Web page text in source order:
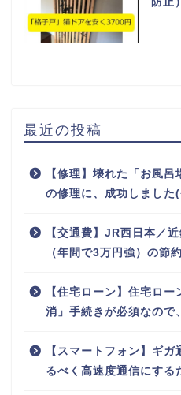
最近の投稿
【修理】壊れた「お風呂
の修理に、成功しました
【交通費】JR西日本／
（年間で3万円強）の節
【住宅ローン】住宅ロ
消」手続きが必須なので
【スマートフォン】ギ
るべく高速度通信にする